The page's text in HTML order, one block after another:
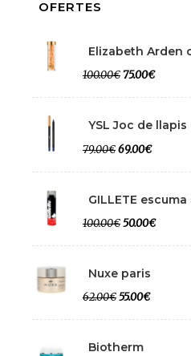
OFERTES
Elizabeth Arden
100.00€ 75.00€
YSL Joc de llapis
79.00€69.00€
GILLETE
100.00€50.00€
Nuxe paris
62.00€55.00€
Biotherm